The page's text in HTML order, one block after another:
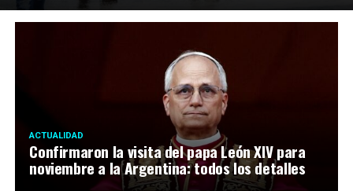
ACTUALIDAD
Confirmaron la visita del papa León XIV para
noviembre a la Argentina: todos los detalles